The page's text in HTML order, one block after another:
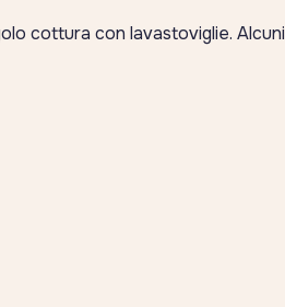
cottura con lavastoviglie.